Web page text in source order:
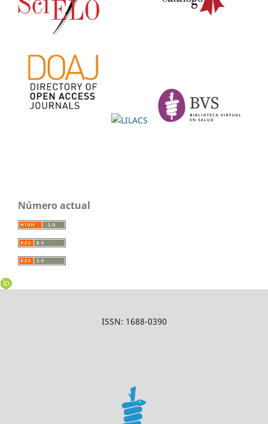
Número actual
ISSN: 1688-0390